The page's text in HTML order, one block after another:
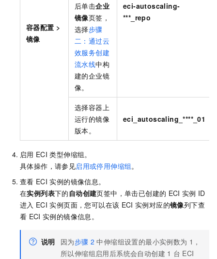
容器配置 >
镜像
后单击企业
镜像页签，
选择步骤
二：通过云
效服务创建
流水线中构
建的企业镜
像。
eci-autoscaling-
***_repo
选择容器上
运行的镜像
版本。
eci_autoscaling_****_01
启用 ECI 类型伸缩组。
具体操作，请参见启用或停用伸缩组 。
查看 ECI 实例的镜像信息。
在实例列表下的 自动创建页签中，单击已创建的 ECI 实例 ID
进入 ECI 实例页面，您可以在该 ECI 实例对应的镜像列下查
看 ECI 实例的镜像信息。
说明 因为步骤 2 中伸缩组设置的最小实例数为 1，
所以伸缩组启用后系统会自动创建 1 台 ECI